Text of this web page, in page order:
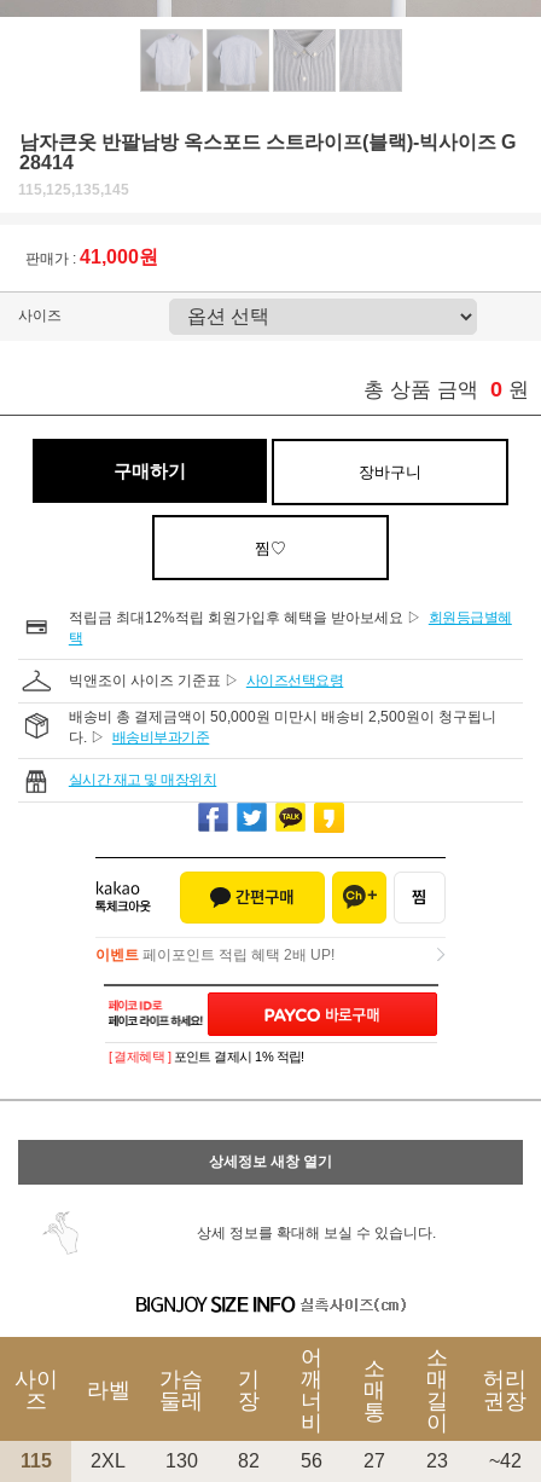
남자큰옷 반팔남방 옥스포드 스트라이프(블랙)-빅사이즈 G
28414
115,125,135,145
판매가 : 41,000원
사이즈
총 상품 금액 0 원
구매하기 장바구니
찜♡
적립금 최대12%적립 회원가입후 혜택을 받아보세요 ▷
회원등급별혜
택
빅앤조이 사이즈 기준표 ▷ 사이즈선택요령
배송비 총 결제금액이 50,000원 미만시 배송비 2,500원이 청구됩니
다. ▷ 배송비부과기준
실시간 재고 및 매장위치
이벤트 페이포인트 적립 혜택 2배 UP!
이벤트페이포인트 적립 혜택 2배 UP!
[ 결제혜택 ] 포인트 결제시 1% 적립!
상세정보 새창 열기
상세 정보를 확대해 보실 수 있습니다.
사이
즈
라벨
가슴
둘레
기
장
어
깨
너
비
소
매
통
소
매
길
이
허리
권장
115 2XL 130 82 56 27 23
~42